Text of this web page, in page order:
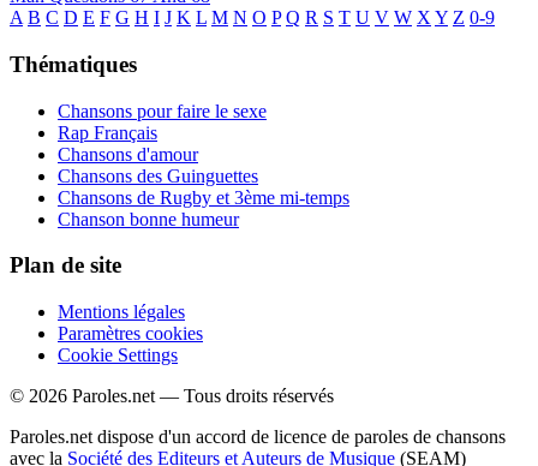
A B C D E F G H I J K L M N O P Q R S T U V W X Y Z 0-9
Thématiques
Chansons pour faire le sexe
Rap Français
Chansons d'amour
Chansons des Guinguettes
Chansons de Rugby et 3ème mi-temps
Chanson bonne humeur
Plan de site
Mentions légales
Paramètres cookies
Cookie Settings
© 2026 Paroles.net — Tous droits réservés
Paroles.net dispose d'un accord de licence de paroles de chansons
avec la Société des Editeurs et Auteurs de Musique (SEAM)